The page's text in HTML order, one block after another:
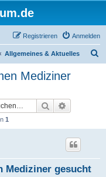
Anmelden
Registrieren
Allgemeines & Aktuelles
Mediziner
Suche
1
Mediziner gesucht